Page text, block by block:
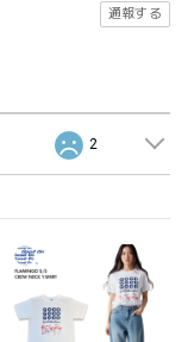
通報する
2